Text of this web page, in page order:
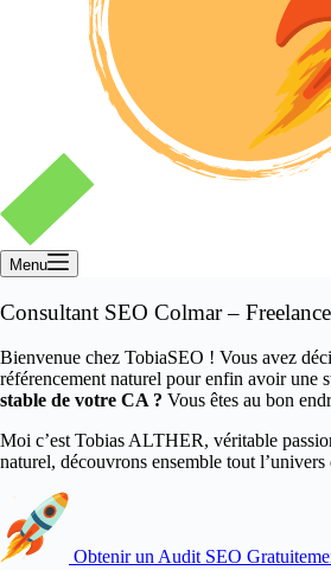
Menu
Consultant SEO Colmar – Freelance
Bienvenue chez TobiaSEO ! Vous avez
référencement naturel pour enfin avoir une
stable de votre CA ? Vous êtes au bon
Moi c’est Tobias ALTHER, véritable
naturel, découvrons ensemble tout
Obtenir un Audit SEO